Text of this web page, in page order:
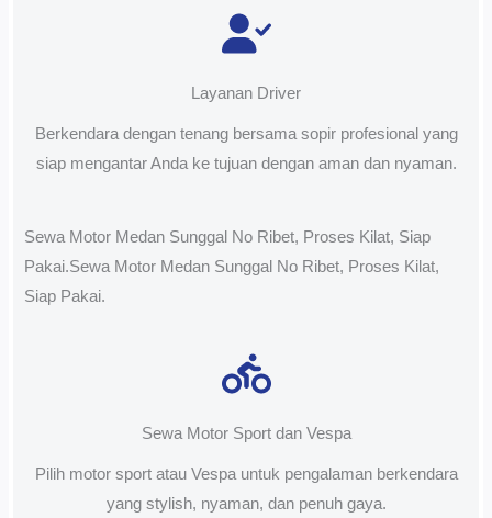
Layanan Driver
Berkendara dengan tenang bersama sopir profesional yang
siap mengantar Anda ke tujuan dengan aman dan nyaman.
Sewa Motor Medan Sunggal No Ribet, Proses Kilat, Siap
Pakai.Sewa Motor Medan Sunggal No Ribet, Proses Kilat,
Siap Pakai.
Sewa Motor Sport dan Vespa
Pilih motor sport atau Vespa untuk pengalaman berkendara
yang stylish, nyaman, dan penuh gaya.